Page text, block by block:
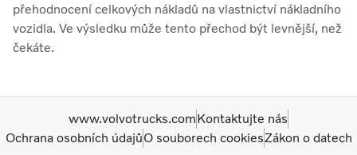
přehodnocení celkových nákladů na vlastnictví nákladního
vozidla. Ve výsledku může tento přechod být levnější, než
čekáte.
www.volvotrucks.comKontaktujte nás
Ochrana osobních údajůO souborech cookiesZákon o datech